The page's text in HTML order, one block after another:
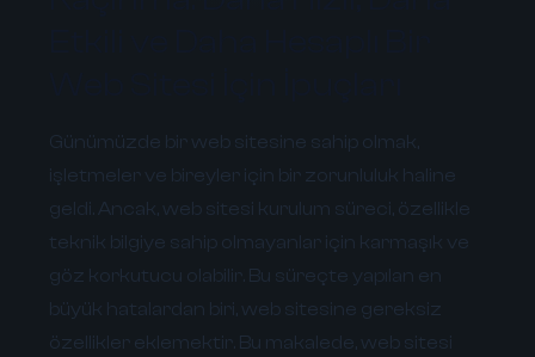
Günümüzde bir web sitesine sahip olmak,
işletmeler ve bireyler için bir zorunluluk haline
geldi. Ancak, web sitesi kurulum süreci, özellikle
teknik bilgiye sahip olmayanlar için karmaşık ve
göz korkutucu olabilir. Bu süreçte yapılan en
büyük hatalardan biri, web sitesine gereksiz
özellikler eklemektir. Bu makalede, web sitesi